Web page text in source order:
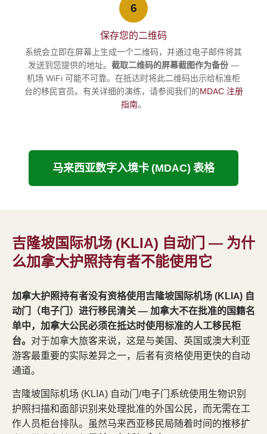
6
保存您的二维码
系统会立即在屏幕上生成一个二维码，并通过电子邮件将其
发送到您提供的地址。 截取二维码的屏幕截图作为备份 —
机场 WiFi 可能不可靠。在抵达时将此二维码出示给标准柜
台的移民官员。有关详细的演练，请参阅我们的MDAC 注册
指南。
马来西亚数字入境卡 (MDAC) 表格
吉隆坡国际机场 (KLIA) 自动门 — 为什
么加拿大护照持有者不能使用它
加拿大护照持有者没有资格使用吉隆坡国际机场 (KLIA) 自
动门（电子门）进行移民清关 — 加拿大不在批准的国籍名
单中，加拿大公民必须在抵达时使用标准的人工移民柜
台。 对于加拿大旅客来说，这是与美国、英国或澳大利亚
游客最重要的实际差异之一，后者有资格使用更快的自动
通道。
吉隆坡国际机场 (KLIA) 自动门/电子门系统使用生物识别
护照扫描和面部识别来处理批准的外国公民，而无需在工
作人员柜台排队。虽然马来西亚移民局随着时间的推移扩